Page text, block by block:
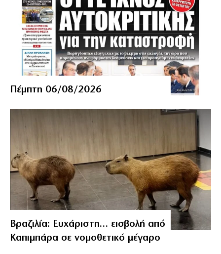
Πέμπτη 06/08/2026
Βραζιλία: Ευχάριστη… εισβολή από
Καπιμπάρα σε νομοθετικό μέγαρο